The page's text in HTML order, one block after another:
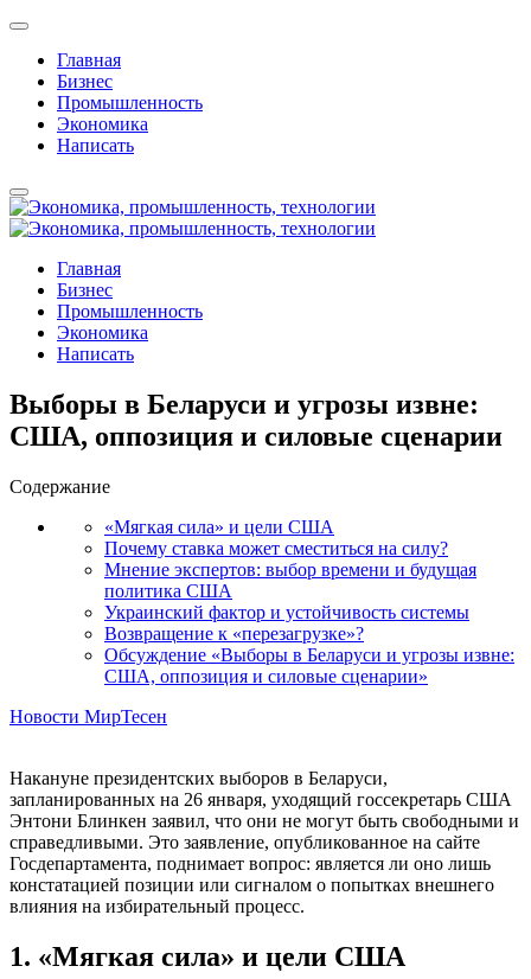
Главная
Бизнес
Промышленность
Экономика
Написать
Главная
Бизнес
Промышленность
Экономика
Написать
Выборы в Беларуси и угрозы извне:
США, оппозиция и силовые сценарии
Содержание
«Мягкая сила» и цели США
Почему ставка может сместиться на силу?
Мнение экспертов: выбор времени и будущая
политика США
Украинский фактор и устойчивость системы
Возвращение к «перезагрузке»?
Обсуждение «Выборы в Беларуси и угрозы извне:
США, оппозиция и силовые сценарии»
Новости МирТесен
Накануне президентских выборов в Беларуси,
запланированных на 26 января, уходящий госсекретарь США
Энтони Блинкен заявил, что они не могут быть свободными и
справедливыми. Это заявление, опубликованное на сайте
Госдепартамента, поднимает вопрос: является ли оно лишь
констатацией позиции или сигналом о попытках внешнего
влияния на избирательный процесс.
1. «Мягкая сила» и цели США